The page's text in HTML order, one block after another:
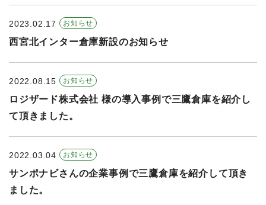
2023.02.17 お知らせ
西宮北インター倉庫新設のお知らせ
2022.08.15 お知らせ
ロジザード株式会社 様の導入事例で三鷹倉庫を紹介し
て頂きました。
2022.03.04 お知らせ
サンポナビさんの企業事例で三鷹倉庫を紹介して頂き
ました。